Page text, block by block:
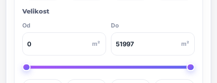
Velikost
Od
m²
Do
m²